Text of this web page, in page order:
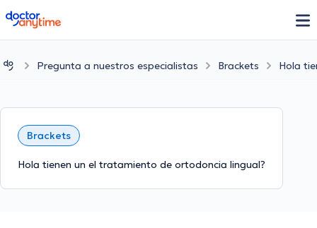
doctoranytime
Pregunta a nuestros especialistas Brackets Hola
Brackets
Hola tienen un el tratamiento de ortodoncia lingual?